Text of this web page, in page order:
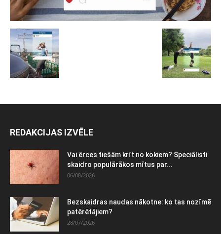
REDAKCIJAS IZVĒLE
Vai ērces tiešām krīt no kokiem? Speciālisti
skaidro populārākos mītus par...
06/08/2026
Bezskaidras naudas nākotne: ko tas nozīmē
patērētājiem?
28/07/2026